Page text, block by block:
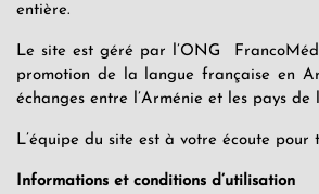
entière.
Le site est géré par l’ONG
promotion de la langue française en
échanges entre l’Arménie et les pays
L’équipe du site est à votre écoute pour
Informations et conditions d’utilisation